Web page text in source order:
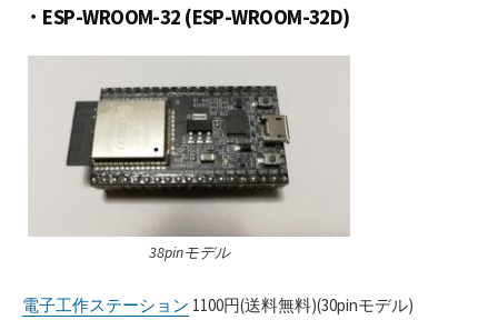
・ESP-WROOM-32 (ESP-WROOM-32D)
38pinモデル
電子工作ステーション 1100円(送料無料)(30pinモデル)